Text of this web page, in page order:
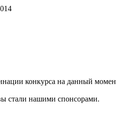
конкурса на данный
стали нашими спонсорами.